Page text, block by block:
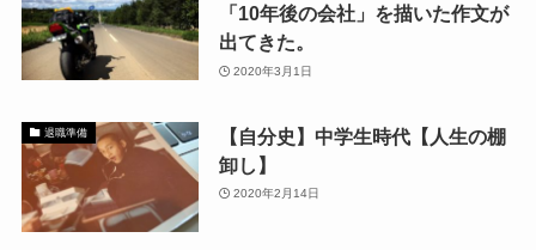
「10年後の会社」を描いた作文が
出てきた。
2020年3月1日
退職準備
【自分史】中学生時代【人生の棚
卸し】
2020年2月14日